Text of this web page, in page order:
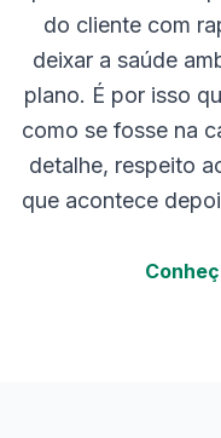
do cliente com
deixar a saúde
plano. É por isso
como se fosse na
detalhe, respeito
que acontece